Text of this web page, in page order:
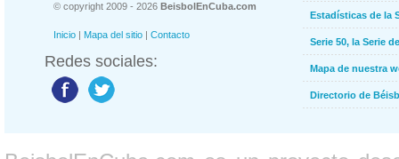
© copyright 2009 - 2026 BeisbolEnCuba.com
Inicio | Mapa del sitio | Contacto
Redes sociales:
Estadísticas de la
Serie 50, la Serie
Mapa de nuestra
Directorio de